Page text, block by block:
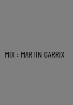
MIX : MARTIN GARRIX